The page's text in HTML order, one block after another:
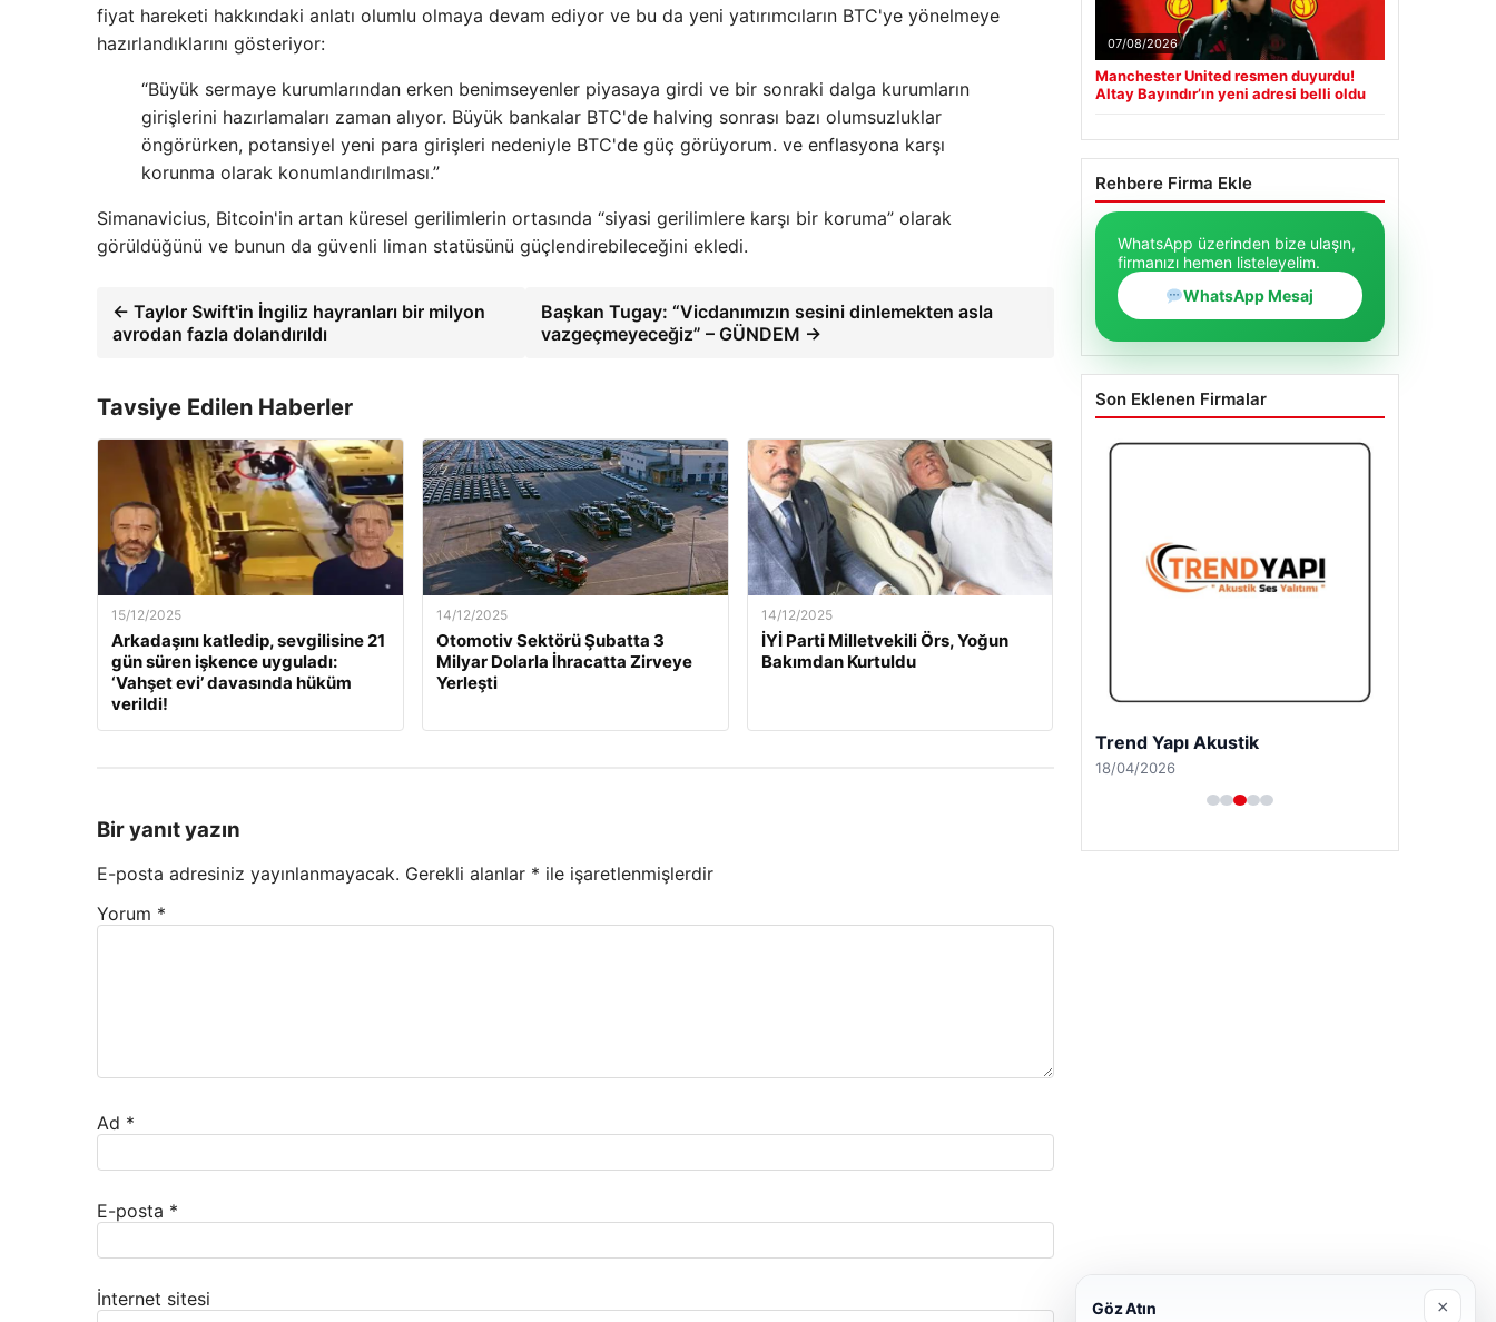
fiyat hareketi hakkındaki anlatı olumlu olmaya devam ediyor ve bu da yeni yatırımcıların BTC'ye yönelmeye
hazırlandıklarını gösteriyor:
“Büyük sermaye kurumlarından erken benimseyenler piyasaya girdi ve bir sonraki dalga kurumların
girişlerini hazırlamaları zaman alıyor. Büyük bankalar BTC'de halving sonrası bazı olumsuzluklar
öngörürken, potansiyel yeni para girişleri nedeniyle BTC'de güç görüyorum. ve enflasyona karşı
korunma olarak konumlandırılması.”
Simanavicius, Bitcoin'in artan küresel gerilimlerin ortasında “siyasi gerilimlere karşı bir koruma” olarak
görüldüğünü ve bunun da güvenli liman statüsünü güçlendirebileceğini ekledi.
← Taylor Swift'in İngiliz hayranları bir milyon
avrodan fazla dolandırıldı
Başkan Tugay: “Vicdanımızın sesini dinlemekten asla
vazgeçmeyeceğiz” – GÜNDEM →
Tavsiye Edilen Haberler
15/12/2025
Arkadaşını katledip, sevgilisine 21
gün süren işkence uyguladı:
‘Vahşet evi’ davasında hüküm
verildi!
14/12/2025
Otomotiv Sektörü Şubatta 3
Milyar Dolarla İhracatta Zirveye
Yerleşti
14/12/2025
İYİ Parti Milletvekili Örs, Yoğun
Bakımdan Kurtuldu
Bir yanıt yazın
E-posta adresiniz yayınlanmayacak. Gerekli alanlar * ile işaretlenmişlerdir
Yorum *
Ad *
E-posta *
İnternet sitesi
07/08/2026
Manchester United resmen duyurdu!
Altay Bayındır’ın yeni adresi belli oldu
Rehbere Firma Ekle
WhatsApp üzerinden bize ulaşın,
firmanızı hemen listeleyelim.
WhatsApp Mesaj
Son Eklenen Firmalar
Trend Yapı Akustik
18/04/2026
Göz Atın ×